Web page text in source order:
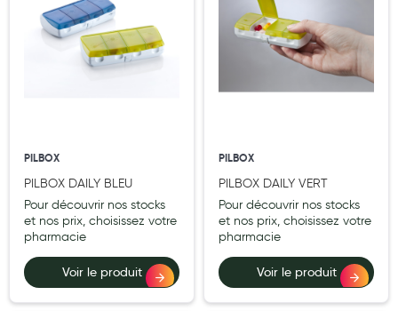
Matériel medical
Cannes
Orthopédie
Les marques
My Privilege
Les promotions
PILBOX
PILBOX DAILY BLEU
Pour découvrir nos stocks
et nos prix, choisissez votre
pharmacie
Voir le produit
PILBOX
PILBOX DAILY VERT
Pour découvrir nos stocks
et nos prix, choisissez votre
pharmacie
Voir le produit